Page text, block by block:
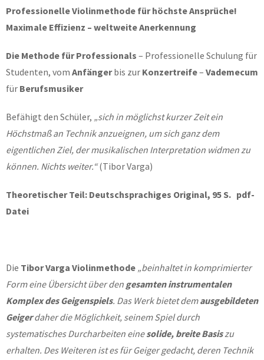
Professionelle Violinmethode für höchste Ansprüche!
Maximale Effizienz – weltweite Anerkennung
Die Methode für Professionals – Professionelle Schulung für
Studenten, vom Anfängerbis zur Konzertreife– Vademecum
für Berufsmusiker
Befähigt den Schüler, „sich in möglichst kurzer Zeit ein
Höchstmaß an Technik anzueignen, um sich ganz dem
eigentlichen Ziel, der musikalischen Interpretation widmen zu
können. Nichts weiter.“(Tibor Varga)
Theoretischer Teil: Deutschsprachiges Original, 95 S. pdf-
Datei
Die Tibor Varga Violinmethode „beinhaltet in komprimierter
Form eine Übersicht über den gesamten instrumentalen
Komplex des Geigenspiels. Das Werk bietet demausgebildeten
Geigerdaher die Möglichkeit, seinem Spiel durch
systematisches Durcharbeiten einesolide, breite Basiszu
erhalten. Des Weiteren ist es für Geiger gedacht, deren Technik